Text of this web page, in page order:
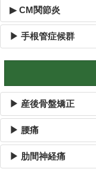
▶ CM関節炎
▶ 手根管症候群
▶ 産後骨盤矯正
▶ 腰痛
▶ 肋間神経痛